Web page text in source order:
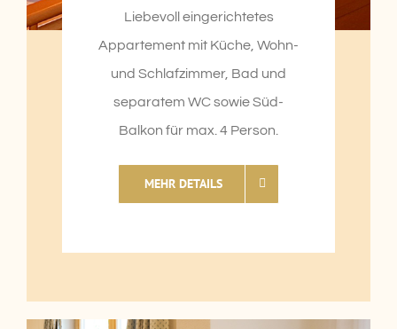
Liebevoll eingerichtetes
Appartement mit Küche, Wohn-
und Schlafzimmer, Bad und
separatem WC sowie Süd-
Balkon für max. 4 Person.
MEHR DETAILS